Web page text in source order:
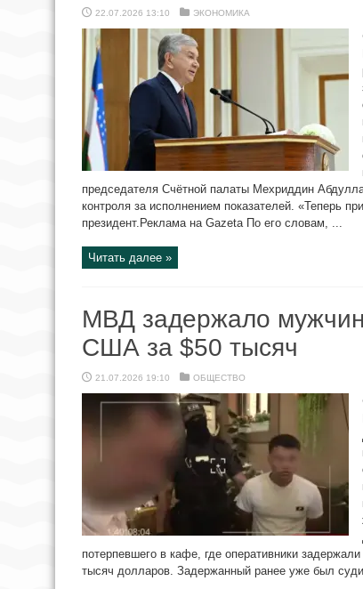
22.07.2026 13:10 ЭКОНОМИКА
председателя Счётной палаты Мехриддин
контроля за исполнением показателей. «Теперь
президент.Реклама на Gazeta По его словам, ...
Читать далее »
МВД задержало
США за $50 тысяч
21.07.2026 19:10 ОБЩЕСТВО
потерпевшего в кафе, где оперативники
тысяч долларов. Задержанный ранее уже был